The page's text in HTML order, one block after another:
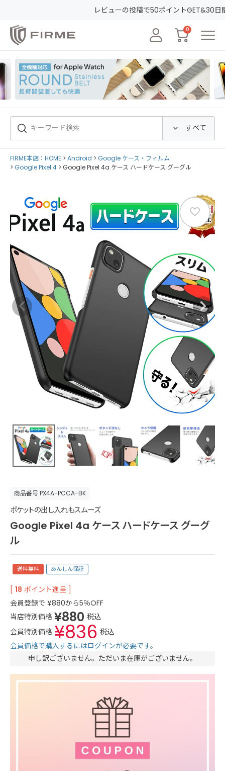
レビューの投稿で50ポイントGET&30日間安心保証
0
FIRME本店：HOME Android
Google ケース・フィルム
Google Pixel 4
Google Pixel 4a ケース ハードケース グーグル
商品番号PX4A-PCCA-BK
ポケットの出し入れもスムーズ
Google Pixel 4a ケース ハードケース グーグ
ル
送料無料 あんしん保証
[ 18 ポイント進呈 ]
会員登録で ¥880から5％OFF
当店特別価格 ¥880 税込
会員特別価格 ¥836 税込
会員価格で購入するにはログインが必要です。
申し訳ございません。ただいま在庫がございません。